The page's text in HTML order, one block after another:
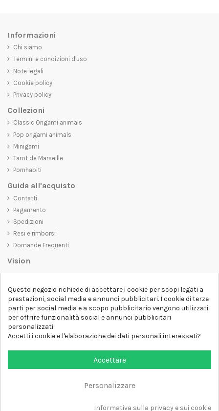
Informazioni
Chi siamo
Termini e condizioni d'uso
Note legali
Cookie policy
Privacy policy
Collezioni
Classic Origami animals
Pop origami animals
Minigami
Tarot de Marseille
Pornhabiti
Guida all'acquisto
Contatti
Pagamento
Spedizioni
Resi e rimborsi
Domande Frequenti
Vision
belli da vedere, ma che trasmettano anche un messaggio importante.
Che siate alla ricerca di una t-shirt unica e di tendenza, di una felpa
comoda e accogliente o di un accessorio esclusivo,D-SHIRTha
qualcosa per tutti.
Follow us
Questo negozio richiede di accettare i cookie per scopi legati a
prestazioni, social media e annunci pubblicitari. I cookie di terze
parti per social media e a scopo pubblicitario vengono utilizzati
per offrire funzionalità social e annunci pubblicitari
personalizzati.
Accetti i cookie e l'elaborazione dei dati personali interessati?
Accettare
Personalizzare
Informativa sulla privacy e sui cookie